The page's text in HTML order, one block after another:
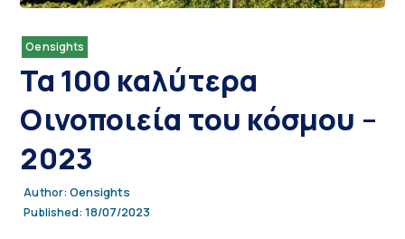
Oensights
Τα 100 καλύτερα
Οινοποιεία του κόσμου –
2023
Author: Oensights
Published: 18/07/2023